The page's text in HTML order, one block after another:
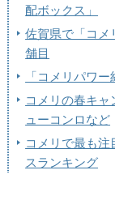
配ボックス」
佐賀県で「コメ
舗目
「コメリパワ
コメリの春キ
ューコンロなど
コメリで最も
スランキング